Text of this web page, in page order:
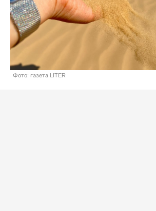
Фото: газета LITER